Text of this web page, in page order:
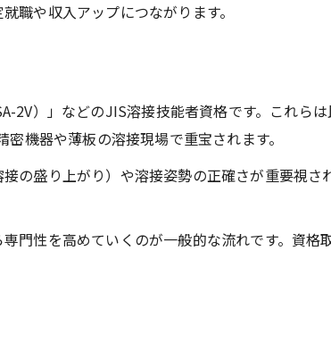
職や収入アップにつながります。
）」などのJIS溶接技能者資格です。これら
機器や薄板の溶接現場で重宝されます。
盛り上がり）や溶接姿勢の正確さが重要視さ
門性を高めていくのが一般的な流れです。資格